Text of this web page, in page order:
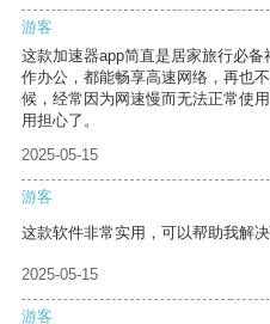
游客
这款加速器app简直是居家旅行必
作办公，都能畅享高速网络，再也
候，经常因为网速慢而无法正常使
用担心了。
2025-05-15
游客
这款软件非常实用，可以帮助我解决
2025-05-15
游客